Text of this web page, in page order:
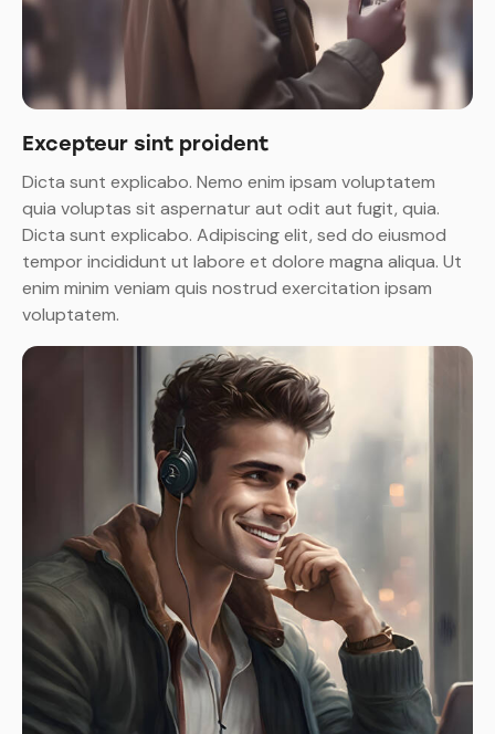
Excepteur sint proident
Dicta sunt explicabo. Nemo enim ipsam voluptatem
quia voluptas sit aspernatur aut odit aut fugit, quia.
Dicta sunt explicabo. Adipiscing elit, sed do eiusmod
tempor incididunt ut labore et dolore magna aliqua. Ut
enim minim veniam quis nostrud exercitation ipsam
voluptatem.